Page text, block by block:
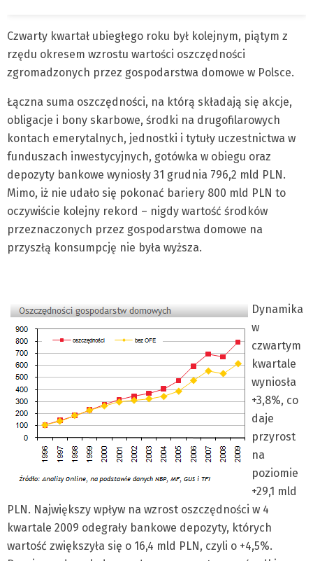
Czwarty kwartał ubiegłego roku był kolejnym, piątym z
rzędu okresem wzrostu wartości oszczędności
zgromadzonych przez gospodarstwa domowe w Polsce.
Łączna suma oszczędności, na którą składają się akcje,
obligacje i bony skarbowe, środki na drugofilarowych
kontach emerytalnych, jednostki i tytuły uczestnictwa w
funduszach inwestycyjnych, gotówka w obiegu oraz
depozyty bankowe wyniosły 31 grudnia 796,2 mld PLN.
Mimo, iż nie udało się pokonać bariery 800 mld PLN to
oczywiście kolejny rekord – nigdy wartość środków
przeznaczonych przez gospodarstwa domowe na
przyszłą konsumpcję nie była wyższa.
Dynamika
w
czwartym
kwartale
wyniosła
+3,8%, co
daje
przyrost
na
poziomie
+29,1 mld
PLN. Największy wpływ na wzrost oszczędności w 4
kwartale 2009 odegrały bankowe depozyty, których
wartość zwiększyła się o 16,4 mld PLN, czyli o +4,5%.